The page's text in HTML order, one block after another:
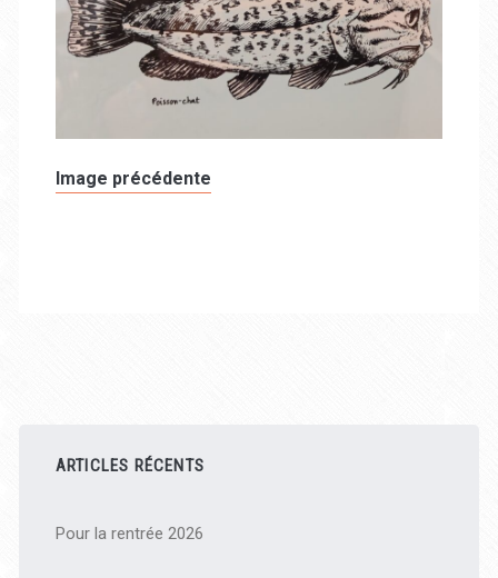
Image précédente
latérale
principale
ARTICLES RÉCENTS
Pour la rentrée 2026